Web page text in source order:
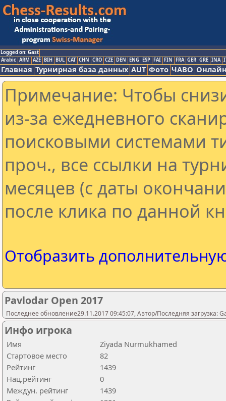
Logged on: Gast
Arabic ARM AZE BIH BUL CAT CHN CRO CZE DEN ENG ESP FAI FIN FRA GER GRE INA
Главная Турнирная база данных AUT Фото ЧАВО
Примечание: Чтобы
из-за ежедневного
поисковыми системами
проч., все ссылки на
месяцев (с даты
после клика по данной
Отобразить
Pavlodar Open 2017
Последнее обновление29.11.2017 09:45:07, Автор/Последняя загрузка:
Инфо игрока
Имя
Ziyada Nurmukhamed
Стартовое место
82
Рейтинг
1439
Нац.рейтинг
0
Междун. рейтинг
1439